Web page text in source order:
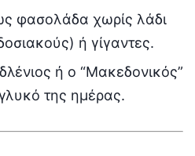
φασολάδα χωρίς λάδι
ή γίγαντες.
ή ο “Μακεδονικός”
γλυκό της ημέρας.